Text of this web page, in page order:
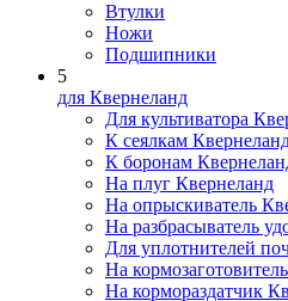
Втулки
Ножи
Подшипники
5
для Квернеланд
Для культиватора
К сеялкам
К боронам
На плуг Квернеланд
На опрыскиватель
На разбрасыватель
Для уплотнителей
На
На кормораздатчик